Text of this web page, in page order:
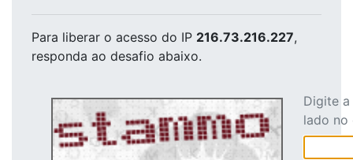
Para liberar o acesso do IP 216.73.216.227,
responda ao desafio abaixo.
Digite
lado no